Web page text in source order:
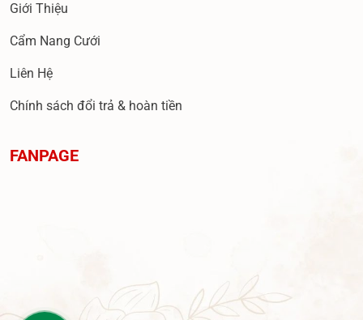
Giới Thiệu
Cẩm Nang Cưới
Liên Hệ
Chính sách đổi trả & hoàn tiền
FANPAGE